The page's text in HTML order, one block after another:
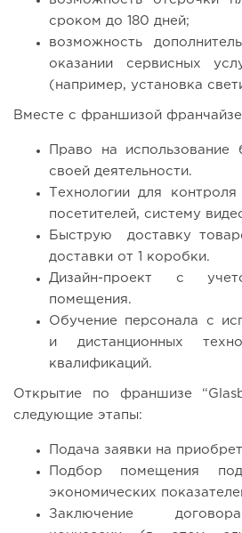
сроком до 180 дней;
возможность
оказании сервисных
(например, установка
Вместе с франшизой
Право на использование
своей деятельности.
Технологии для
посетителей, систему
Быструю доставку
доставки от 1 коробки.
Дизайн-проект с
помещения.
Обучение персонала с
и дистанционных
квалификаций.
Открытие по франшизе
следующие этапы:
Подача заявки на
Подбор помещения
экономических
Заключение